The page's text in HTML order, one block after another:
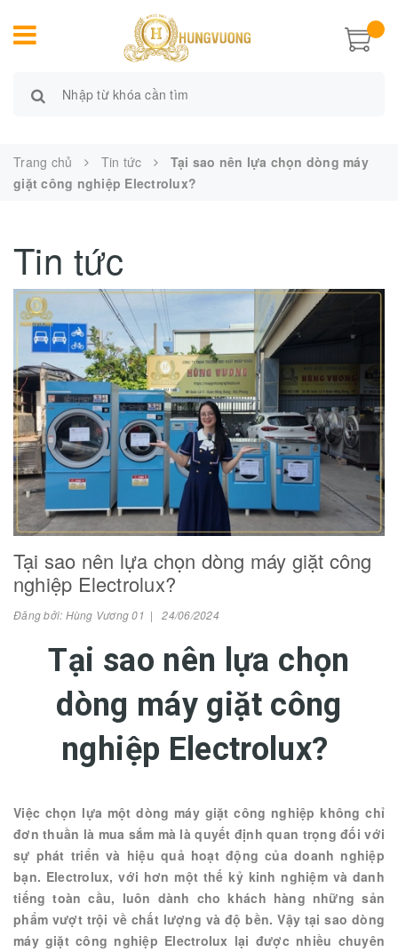
Trang chủ Tin tức
Tại sao nên lựa chọn dòng máy
giặt công nghiệp Electrolux?
Tin tức
Tại sao nên lựa chọn dòng máy giặt công
nghiệp Electrolux?
Đăng bởi: Hùng Vương 01 | 24/06/2024
Tại sao nên lựa chọn
dòng máy giặt công
nghiệp Electrolux?
Việc chọn lựa một dòng máy giặt công nghiệp không chỉ
đơn thuần là mua sắm mà là quyết định quan trọng đối với
sự phát triển và hiệu quả hoạt động của doanh nghiệp
bạn. Electrolux, với hơn một thế kỷ kinh nghiệm và danh
tiếng toàn cầu, luôn dành cho khách hàng những sản
phẩm vượt trội về chất lượng và độ bền. Vậy tại sao dòng
máy giặt công nghiệp Electrolux lại được nhiều chuyên